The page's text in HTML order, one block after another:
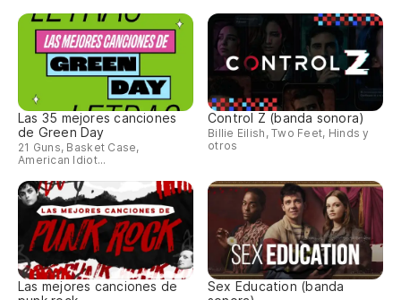
Las 35 mejores canciones
de Green Day
21 Guns, Basket Case,
American Idiot...
Control Z (banda sonora)
Billie Eilish, Two Feet, Hinds y
otros
Las mejores canciones de
Sex Education (banda